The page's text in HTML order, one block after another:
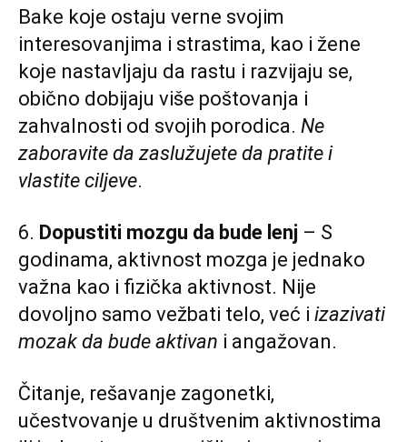
Bake koje ostaju verne svojim
interesovanjima i strastima, kao i žene
koje nastavljaju da rastu i razvijaju se,
obično dobijaju više poštovanja i
zahvalnosti od svojih porodica. Ne
zaboravite da zaslužujete da pratite i
vlastite ciljeve.
6. Dopustiti mozgu da bude lenj – S
godinama, aktivnost mozga je jednako
važna kao i fizička aktivnost. Nije
dovoljno samo vežbati telo, već i izazivati
mozak da bude aktivan i angažovan.
Čitanje, rešavanje zagonetki,
učestvovanje u društvenim aktivnostima